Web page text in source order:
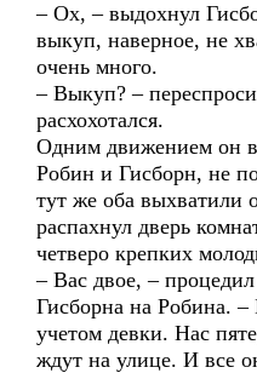
– Ох, – выдохнул
выкуп, наверное, не
очень много.
– Выкуп? –
расхохотался.
Одним движением он
Робин и Гисборн, не
тут же оба выхватили
распахнул дверь
четверо крепких
– Вас двое, – процедил
Гисборна на Робина.
учетом девки. Нас
ждут на улице. И все